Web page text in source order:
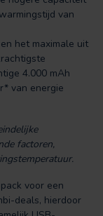
van
het maximale uit
4.000 mAh
van energie
factoren,
voor een
deals, hierdoor